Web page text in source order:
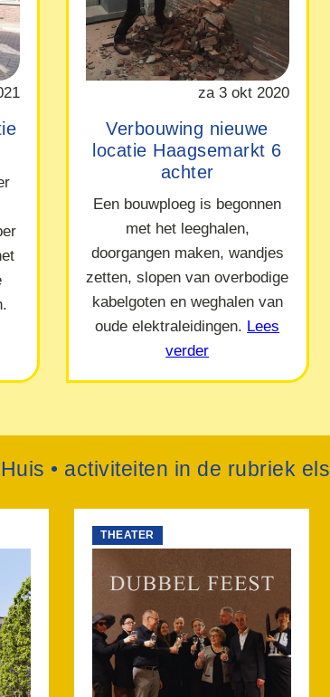
za 3 okt 2020
Verbouwing nieuwe
locatie Haagsemarkt 6
achter
Een bouwploeg is begonnen
met het leeghalen,
doorgangen maken, wandjes
zetten, slopen van overbodige
kabelgoten en weghalen van
oude elektraleidingen. Lees
verder
• activiteiten in de rubriek
THEATER